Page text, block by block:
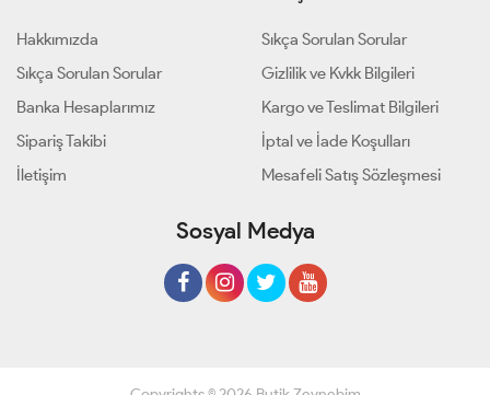
Hakkımızda
Sıkça Sorulan Sorular
Banka Hesaplarımız
Sipariş Takibi
İletişim
Sıkça Sorulan Sorular
Gizlilik ve Kvkk Bilgileri
Kargo ve Teslimat Bilgileri
İptal ve İade Koşulları
Mesafeli Satış Sözleşmesi
Sosyal Medya